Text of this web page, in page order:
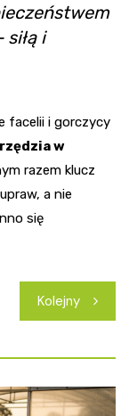
i
facelii i gorczycy
w
razem klucz
a nie
się
Kolejny